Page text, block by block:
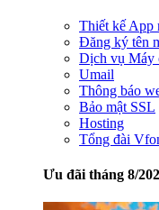
Thiết kế App
Đăng ký tên
Dịch vụ Máy
Umail
Thông báo
Bảo mật SSL
Hosting
Tổng đài
Ưu đãi tháng 8/